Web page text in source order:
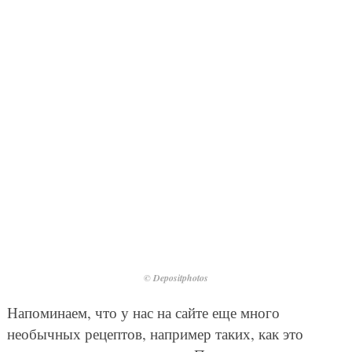
© Depositphotos
Напоминаем, что у нас на сайте еще много
необычных рецептов, например таких, как это